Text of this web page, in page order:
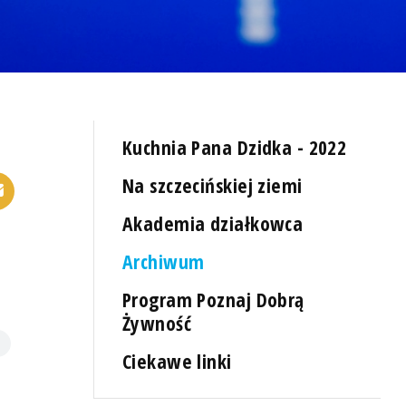
Kuchnia Pana Dzidka - 2022
Na szczecińskiej ziemi
Akademia działkowca
Archiwum
Program Poznaj Dobrą
Żywność
Ciekawe linki